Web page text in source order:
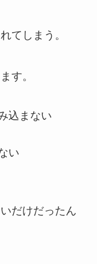
てしまう。
す。
込まない
い
だけだったん